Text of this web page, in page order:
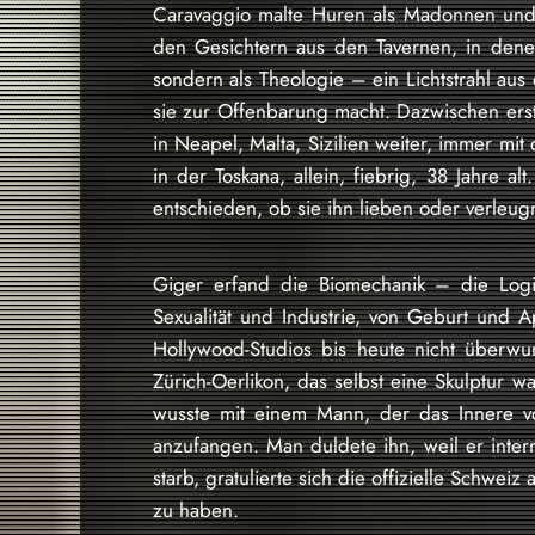
Caravaggio malte Huren als Madonnen
den Gesichtern aus den Tavernen, in
sondern als Theologie – ein Lichtstrahl
sie zur Offenbarung macht. Dazwischen
in Neapel, Malta, Sizilien weiter, immer mit
in der Toskana, allein, fiebrig, 38 Jahre
entschieden, ob sie ihn lieben oder
Giger erfand die Biomechanik – die
Sexualität und Industrie, von Geburt und
Hollywood-Studios bis heute nicht
Zürich-Oerlikon, das selbst eine Skulptur
wusste mit einem Mann, der das Innere
anzufangen. Man duldete ihn, weil er
starb, gratulierte sich die offizielle
zu haben.